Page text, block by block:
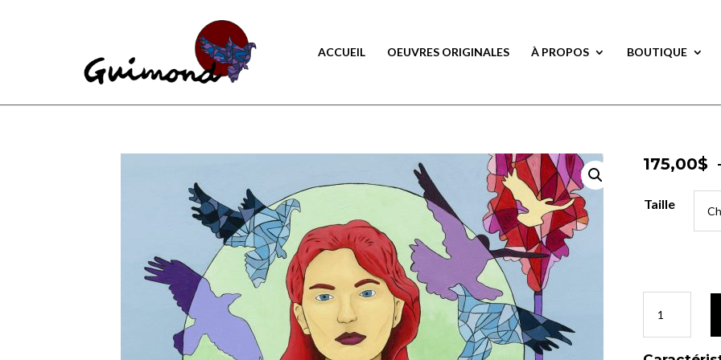
ACCUEIL OEUVRES ORIGINALES À PROPOS BOUTIQUE
175,00$
Taille
Esprit
Sauvage
175,00$
Taille
quantité